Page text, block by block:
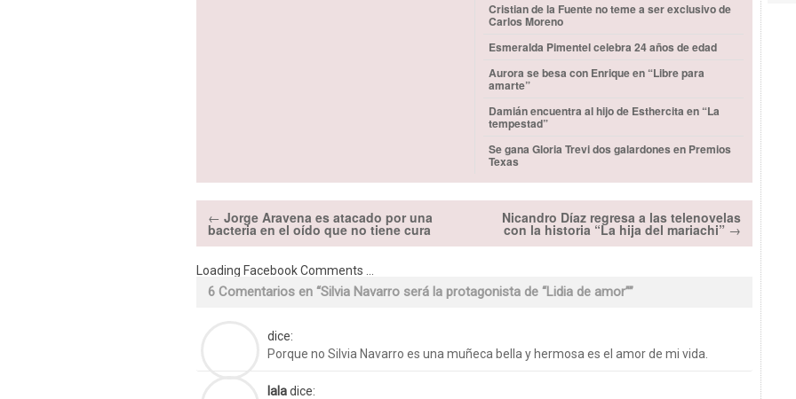
Cristian de la Fuente no teme a ser exclusivo de
Carlos Moreno
Esmeralda Pimentel celebra 24 años de edad
Aurora se besa con Enrique en “Libre para
amarte”
Damián encuentra al hijo de Esthercita en “La
tempestad”
Se gana Gloria Trevi dos galardones en Premios
Texas
← Jorge Aravena es atacado por una
bacteria en el oído que no tiene cura
Nicandro Díaz regresa a las telenovelas
con la historia “La hija del mariachi” →
Loading Facebook Comments ...
6 Comentarios en “Silvia Navarro será la protagonista de “Lidia de amor””
dice:
Porque no Silvia Navarro es una muñeca bella y hermosa es el amor de mi vida.
laladice: